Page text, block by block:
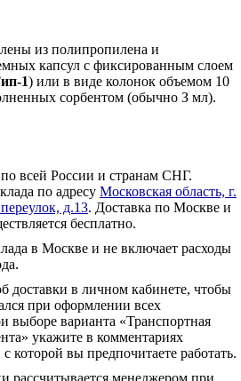
из полипропилена и
капсул с фиксированным слоем
1) или в виде колонок объемом 10
сорбентом (обычно З мл).
по всей России и странам СНГ.
по адресу Московская область, г.
д.13. Доставка по Москве и
бесплатно.
в Москве и не включает расходы
доставки в личном кабинете, чтобы
при оформлении всех
выборе варианта «Транспортная
укажите в комментариях
которой вы предпочитаете работать.
рассчитывается менеджером при